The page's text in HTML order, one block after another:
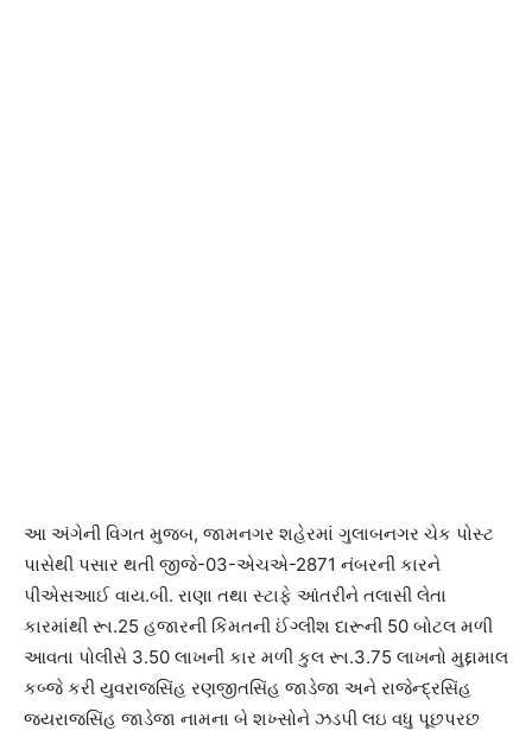
આ અંગેની વિગત મુજબ, જામનગર શહેરમાં ગુલાબનગર ચેક પોસ્ટ
પાસેથી પસાર થતી જીજે-03-એચએ-2871 નંબરની કારને
પીએસઆઈ વાય.બી. રાણા તથા સ્ટાફે આંતરીને તલાસી લેતા
કારમાંથી રૂા.25 હજારની કિંમતની ઈંગ્લીશ દારૂની 50 બોટલ મળી
આવતા પોલીસે 3.50 લાખની કાર મળી કુલ રૂા.3.75 લાખનો મુદ્દામાલ
કબ્જે કરી યુવરાજસિંહ રણજીતસિંહ જાડેજા અને રાજેન્દ્રસિંહ
જયરાજસિંહ જાડેજા નામના બે શખ્સોને ઝડપી લઇ વધુ પૂછપરછ